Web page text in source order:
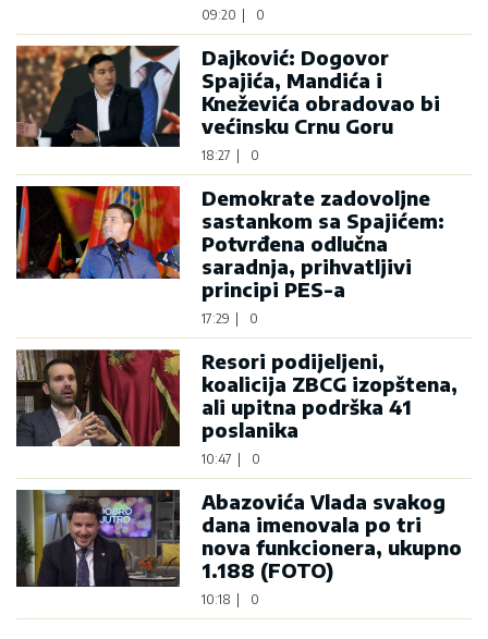
09:20 0
Dajković: Dogovor
Spajića, Mandića i
Kneževića obradovao bi
većinsku Crnu Goru
18:27 0
Demokrate zadovoljne
sastankom sa Spajićem:
Potvrđena odlučna
saradnja, prihvatljivi
principi PES-a
17:29 0
Resori podijeljeni,
koalicija ZBCG izopštena,
ali upitna podrška 41
poslanika
10:47 0
Abazovića Vlada svakog
dana imenovala po tri
nova funkcionera, ukupno
1.188 (FOTO)
10:18 0